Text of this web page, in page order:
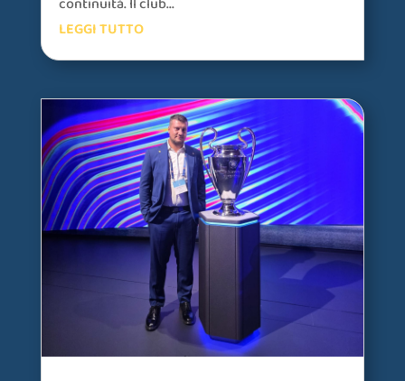
continuità. Il club...
LEGGI TUTTO